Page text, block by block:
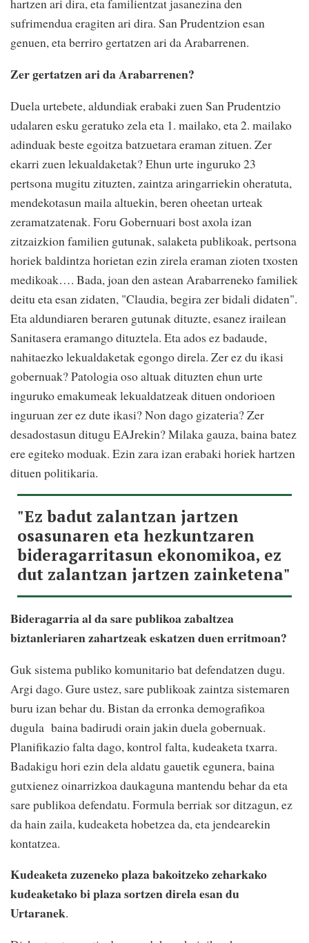
hartzen ari dira, eta familientzat jasanezina den
sufrimendua eragiten ari dira. San Prudentzion esan
genuen, eta berriro gertatzen ari da Arabarrenen.
Zer gertatzen ari da Arabarrenen?
Duela urtebete, aldundiak erabaki zuen San Prudentzio
udalaren esku geratuko zela eta 1. mailako, eta 2. mailako
adinduak beste egoitza batzuetara eraman zituen. Zer
ekarri zuen lekualdaketak? Ehun urte inguruko 23
pertsona mugitu zituzten, zaintza aringarriekin oheratuta,
mendekotasun maila altuekin, beren oheetan urteak
zeramatzatenak. Foru Gobernuari bost axola izan
zitzaizkion familien gutunak, salaketa publikoak, pertsona
horiek baldintza horietan ezin zirela eraman zioten txosten
medikoak…. Bada, joan den astean Arabarreneko familiek
deitu eta esan zidaten, "Claudia, begira zer bidali didaten".
Eta aldundiaren beraren gutunak dituzte, esanez irailean
Sanitasera eramango dituztela. Eta ados ez badaude,
nahitaezko lekualdaketak egongo direla. Zer ez du ikasi
gobernuak? Patologia oso altuak dituzten ehun urte
inguruko emakumeak lekualdatzeak dituen ondorioen
inguruan zer ez dute ikasi? Non dago gizateria? Zer
desadostasun ditugu EAJrekin? Milaka gauza, baina batez
ere egiteko moduak. Ezin zara izan erabaki horiek hartzen
dituen politikaria.
"Ez badut zalantzan jartzen
osasunaren eta hezkuntzaren
bideragarritasun ekonomikoa, ez
dut zalantzan jartzen zainketena"
Bideragarria al da sare publikoa zabaltzea
biztanleriaren zahartzeak eskatzen duen erritmoan?
Guk sistema publiko komunitario bat defendatzen dugu.
Argi dago. Gure ustez, sare publikoak zaintza sistemaren
buru izan behar du. Bistan da erronka demografikoa
dugula baina badirudi orain jakin duela gobernuak.
Planifikazio falta dago, kontrol falta, kudeaketa txarra.
Badakigu hori ezin dela aldatu gauetik egunera, baina
gutxienez oinarrizkoa daukaguna mantendu behar da eta
sare publikoa defendatu. Formula berriak sor ditzagun, ez
da hain zaila, kudeaketa hobetzea da, eta jendearekin
kontatzea.
Kudeaketa zuzeneko plaza bakoitzeko zeharkako
kudeaketako bi plaza sortzen direla esan du
Urtaranek.